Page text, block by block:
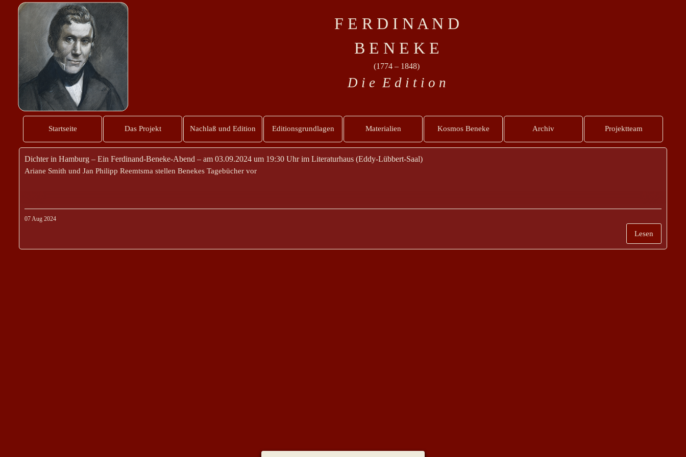
F E R D I N A N D
B E N E K E
(1774 – 1848)
D i e E d i t i o n
Startseite Das Projekt Nachlaß und Edition Editionsgrundlagen Materialien Kosmos Beneke Archiv Projektteam
Dichter in Hamburg – Ein Ferdinand-Beneke-Abend – am 03.09.2024 um 19:30 Uhr im Literaturhaus (Eddy-Lübbert-Saal)
Ariane Smith und Jan Philipp Reemtsma stellen Benekes Tagebücher vor
07 Aug 2024
Lesen